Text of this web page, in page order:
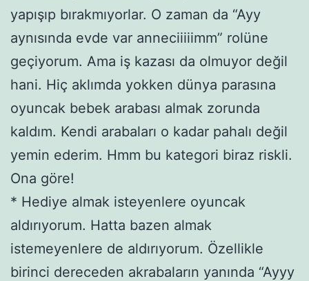
yapışıp bırakmıyorlar. O zaman da “Ayy
aynısında evde var anneciiiiimm” rolüne
geçiyorum. Ama iş kazası da olmuyor değil
hani. Hiç aklımda yokken dünya parasına
oyuncak bebek arabası almak zorunda
kaldım. Kendi arabaları o kadar pahalı değil
yemin ederim. Hmm bu kategori biraz riskli.
Ona göre!
* Hediye almak isteyenlere oyuncak
aldırıyorum. Hatta bazen almak
istemeyenlere de aldırıyorum. Özellikle
birinci dereceden akrabaların yanında “Ayyy